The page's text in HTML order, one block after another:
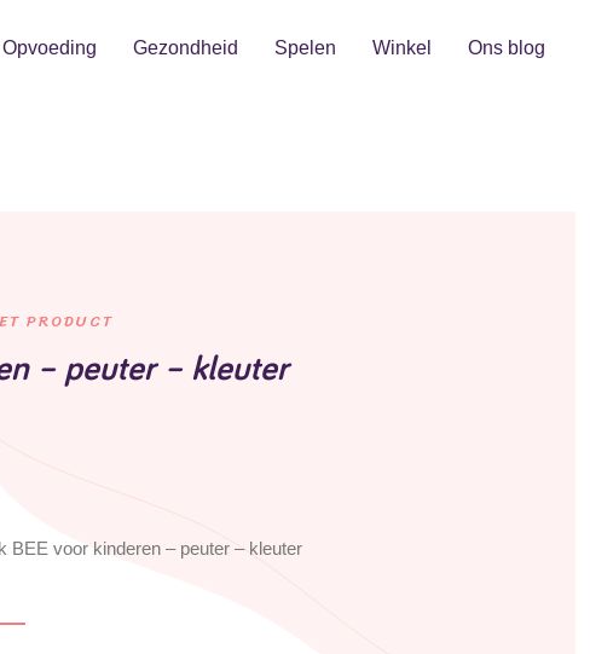
Opvoeding Gezondheid Spelen Winkel Ons blog
PRODUCT
– peuter – kleuter
BEE voor kinderen – peuter – kleuter